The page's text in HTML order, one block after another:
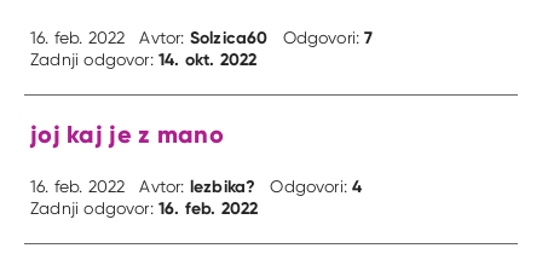
16. feb. 2022 Avtor: Solzica60 Odgovori:7
Zadnji odgovor:14. okt. 2022
joj kaj je z mano
16. feb. 2022 Avtor: lezbika? Odgovori:4
Zadnji odgovor:16. feb. 2022